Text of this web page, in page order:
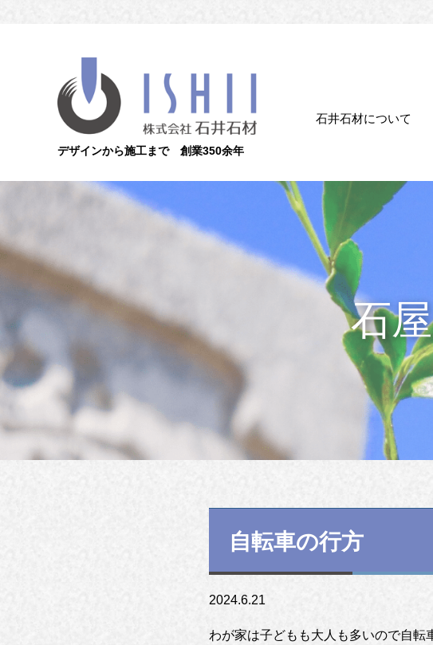
デザインから施工まで 創業350余年
石井石材について
石
自転車の行方
2024.6.21
わが家は子どもも大人も多いので自転